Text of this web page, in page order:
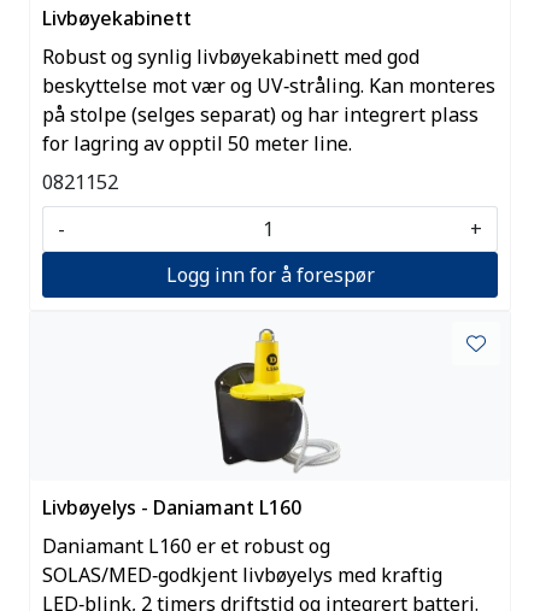
Livbøyekabinett
Robust og synlig livbøyekabinett med god
beskyttelse mot vær og UV‑stråling. Kan monteres
på stolpe (selges separat) og har integrert plass
for lagring av opptil 50 meter line.
0821152
-
+
Logg inn for å forespør
Livbøyelys - Daniamant L160
Daniamant L160 er et robust og
SOLAS/MED‑godkjent livbøyelys med kraftig
LED‑blink, 2 timers driftstid og integrert batteri.